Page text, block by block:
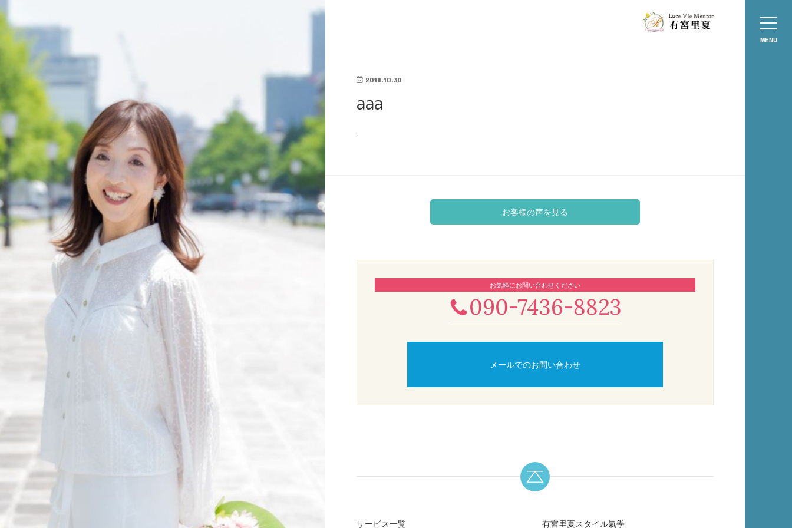
MENU
2018.10.30
aaa
お客様の声を見る
お気軽にお問い合わせください
090-7436-8823
メールでのお問い合わせ
サービス一覧 有宮里夏スタイル氣學